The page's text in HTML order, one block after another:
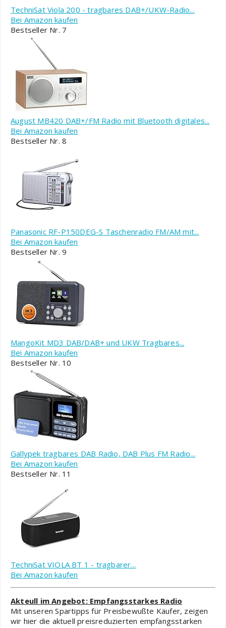
TechniSat Viola 200 - tragbares DAB+/UKW-Radio...
Bei Amazon kaufen
Bestseller Nr. 7
August MB420 DAB+/FM Radio mit Bluetooth digitales...
Bei Amazon kaufen
Bestseller Nr. 8
Panasonic RF-P150DEG-S Taschenradio FM/AM mit...
Bei Amazon kaufen
Bestseller Nr. 9
MangoKit MD3 DAB/DAB+ und UKW Tragbares...
Bei Amazon kaufen
Bestseller Nr. 10
Gallypek tragbares DAB Radio, DAB Plus FM Radio...
Bei Amazon kaufen
Bestseller Nr. 11
TechniSat VIOLA BT 1 - tragbarer...
Bei Amazon kaufen
Akteull im Angebot: Empfangsstarkes Radio
Mit unseren Spartipps für Preisbewußte Käufer, zeigen
wir hier die aktuell preisreduzierten empfangsstarken